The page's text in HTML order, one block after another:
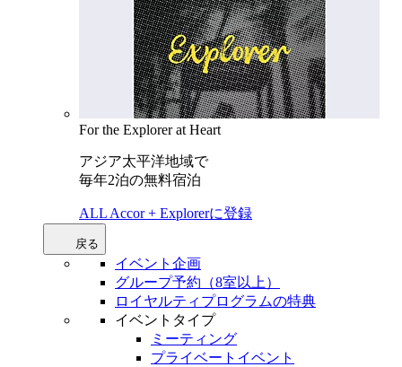
For the Explorer at Heart
アジア太平洋地域で
毎年2泊の無料宿泊
ALL Accor + Explorerに登録
戻る
イベント企画
グループ予約（8室以上）
ロイヤルティプログラムの特典
イベントタイプ
ミーティング
プライベートイベント